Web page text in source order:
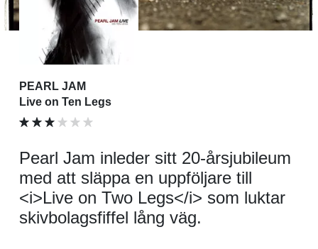
PEARL JAM
Live on Ten Legs
Pearl Jam inleder sitt 20-årsjubileum
med att släppa en uppföljare till
<i>Live on Two Legs</i> som luktar
skivbolagsfiffel lång väg.